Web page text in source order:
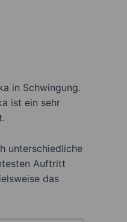
in Schwingung.
ist ein sehr
unterschiedliche
Auftritt
das